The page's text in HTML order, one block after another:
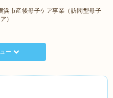
浜市産後母子ケア事業（訪問型母子
）
ー